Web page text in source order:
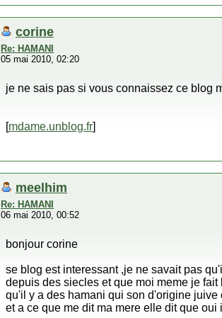
corine
Re: HAMANI
05 mai 2010, 02:20
je ne sais pas si vous connaissez ce blog
[mdame.unblog.fr]
meelhim
Re: HAMANI
06 mai 2010, 00:52
bonjour corine
se blog est interessant ,je ne savait pas
depuis des siecles et que moi meme je
qu'il y a des hamani qui son d'origine
et a ce que me dit ma mere elle dit que